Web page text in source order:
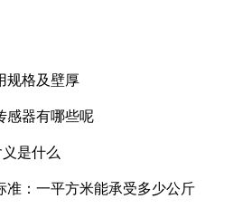
规格及壁厚
感器有哪些呢
是什么
准：一平方米能承受多少公斤